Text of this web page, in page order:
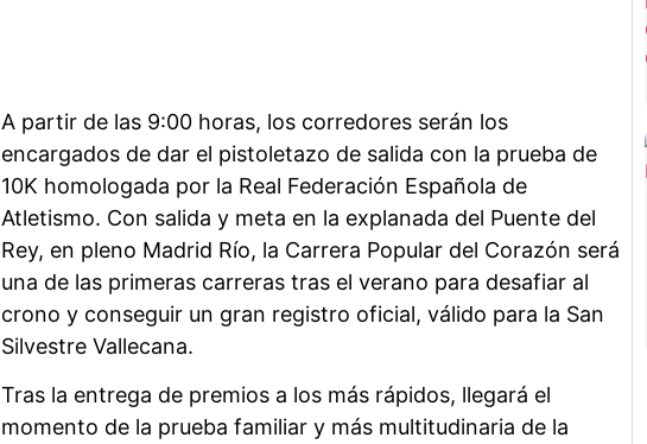
A partir de las 9:00 horas, los corredores serán los
encargados de dar el pistoletazo de salida con la prueba de
10K homologada por la Real Federación Española de
Atletismo. Con salida y meta en la explanada del Puente del
Rey, en pleno Madrid Río, la Carrera Popular del Corazón será
una de las primeras carreras tras el verano para desafiar al
crono y conseguir un gran registro oficial, válido para la San
Silvestre Vallecana.
Tras la entrega de premios a los más rápidos, llegará el
momento de la prueba familiar y más multitudinaria de la